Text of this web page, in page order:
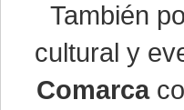
También
cultural y
Comarca